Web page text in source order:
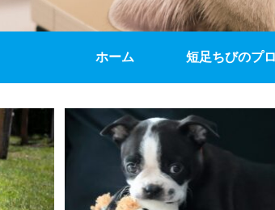
ホーム 短足ちびのプ